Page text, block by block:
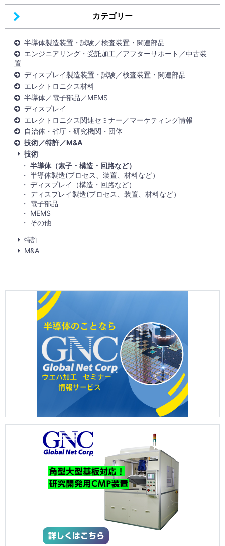
カテゴリー
半導体製造装置・試験／検査装置・関連部品
エンジニアリング・受託加工／アフターサポート／中古装
置
ディスプレイ製造装置・試験／検査装置・関連部品
エレクトロニクス材料
半導体／電子部品／MEMS
ディスプレイ
エレクトロニクス関連セミナー／マーケティング情報
自治体・省庁・研究機関・団体
技術／特許／M&A
技術
半導体（素子・構造・回路など）
半導体製造(プロセス、装置、材料など）
ディスプレイ（構造・回路など）
ディスプレイ製造(プロセス、装置、材料など）
電子部品
MEMS
その他
特許
M&A